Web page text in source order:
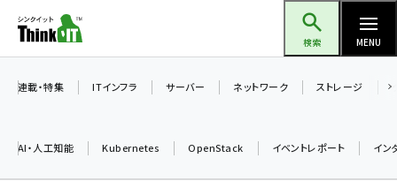
ン
ツ
検索 MENU
連載・特集 ITインフラ サーバー ネットワーク ストレージ
AI・人工知能 Kubernetes OpenStack イベントレポート イン